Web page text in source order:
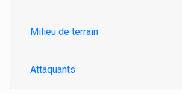
Milieu de terrain
Attaquants